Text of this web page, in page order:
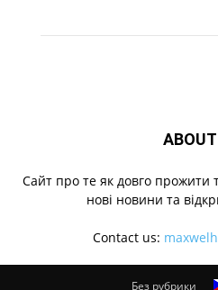
Cайт про те як довго прожити
нові новини та
Contact us:
Без рубрики